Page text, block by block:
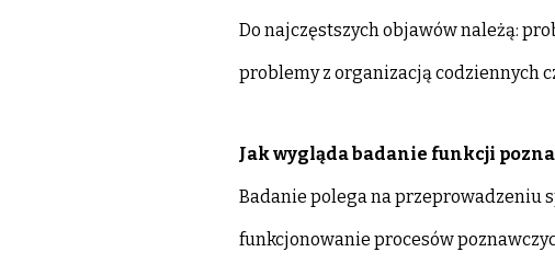
Do najczęstszych objawów należą:
problemy z organizacją codziennych
Jak wygląda badanie funkcji
Badanie polega na przeprowadzeniu
funkcjonowanie procesów